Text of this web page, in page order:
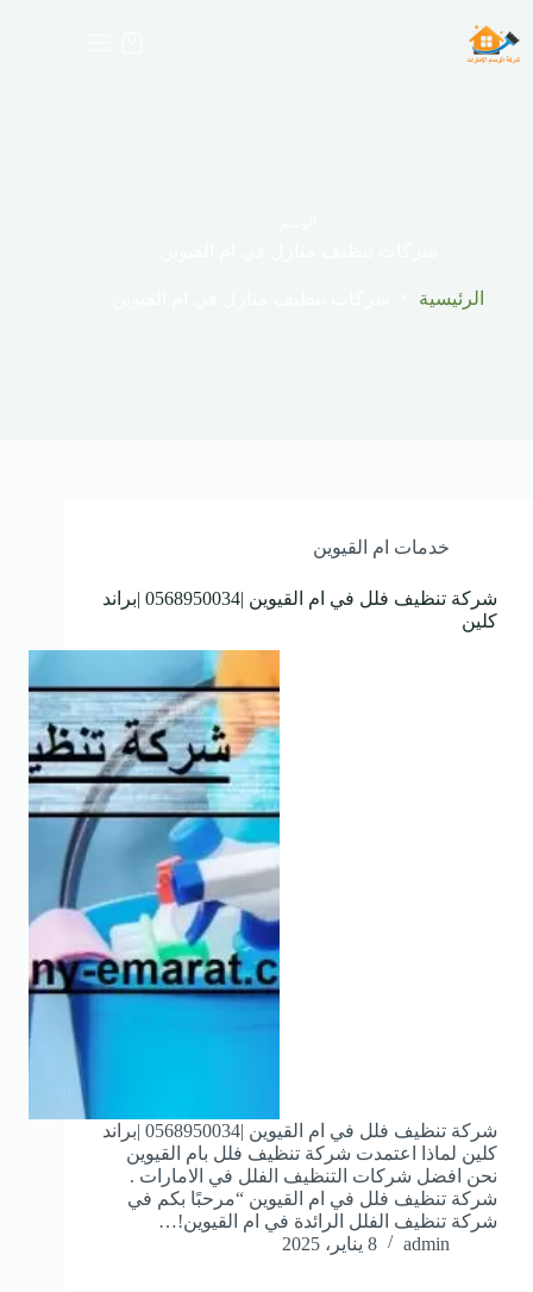
إلى
المحتوى
الرئيسية
خدمات ام القيوين
شركة تنظيف فلل في ام القيوين |0568950034 |براند
كلين
شركة تنظيف فلل في ام القيوين |0568950034 |براند
كلين لماذا اعتمدت شركة تنظيف فلل بام القيوين
نحن افضل شركات التنظيف الفلل في الامارات .
شركة تنظيف فلل في ام القيوين “مرحبًا بكم في
شركة تنظيف الفلل الرائدة في ام القيوين!…
admin
8 يناير، 2025